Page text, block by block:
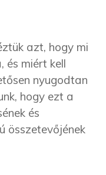
azt, hogy mi
és miért kell
nyugodtan
hogy ezt a
és
összetevőjének